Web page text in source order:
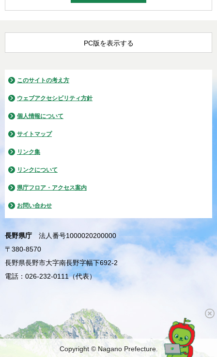
PC版を表示する
このサイトの考え方
ウェブアクセシビリティ方針
個人情報について
サイトマップ
リンク集
リンクについて
県庁フロア・アクセス案内
お問い合わせ
長野県庁
法人番号1000020200000
〒380-8570
長野県長野市大字南長野字幅下692-2
電話：026-232-0111（代表）
Copyright © Nagano Prefecture.